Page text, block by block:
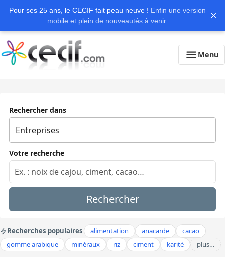
Pour ses 25 ans, le CECIF fait peau neuve ! Enfin une version
mobile et plein de nouveautés à venir.
×
Menu
Rechercher dans
Votre recherche
Rechercher
Recherches populaires alimentation anacarde
cacao
gomme arabique
minéraux riz ciment karité plus…